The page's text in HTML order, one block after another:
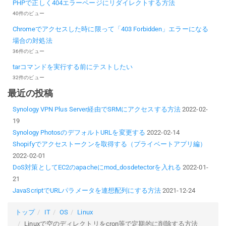
PHPで正しく404エラーページにリダイレクトする方法
40件のビュー
Chromeでアクセスした時に限って「403 Forbidden」エラーになる
場合の対処法
36件のビュー
tarコマンドを実行する前にテストしたい
32件のビュー
最近の投稿
Synology VPN Plus Server経由でSRMにアクセスする方法 2022-02-
19
Synology PhotosのデフォルトURLを変更する 2022-02-14
Shopifyでアクセストークンを取得する（プライベートアプリ編）
2022-02-01
DoS対策としてEC2のapacheにmod_dosdetectorを入れる 2022-01-
21
JavaScriptでURLパラメータを連想配列にする方法 2021-12-24
トップ IT OS
Linux
Linuxで空のディレクトリをcron等で定期的に削除する方法